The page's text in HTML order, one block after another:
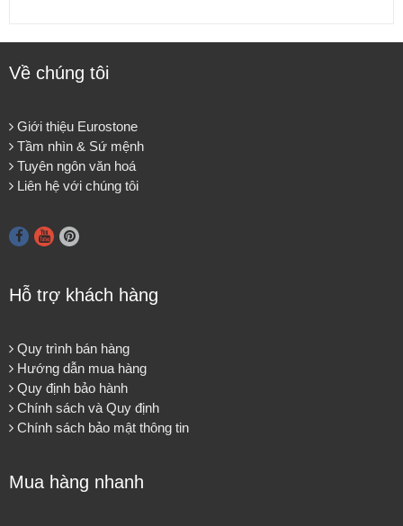
Về chúng tôi
Giới thiệu Eurostone
Tầm nhìn & Sứ mệnh
Tuyên ngôn văn hoá
Liên hệ với chúng tôi
Hỗ trợ khách hàng
Quy trình bán hàng
Hướng dẫn mua hàng
Quy định bảo hành
Chính sách và Quy định
Chính sách bảo mật thông tin
Mua hàng nhanh